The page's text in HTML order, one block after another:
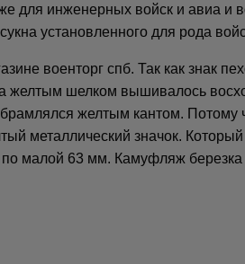
для инженерных войск и авиа и
установленного для рода
военторг спб. Так как
шелком вышивалось
желтым кантом. Потому
металлический значок.
малой 63 мм. Камуфляж